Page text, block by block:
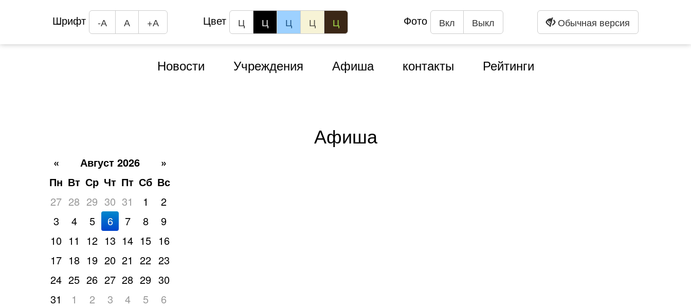
Шрифт -А А +А Цвет Ц Ц Ц Ц Ц Фото Вкл Выкл Обычная версия
Новости Учреждения Афиша контакты Рейтинги
Афиша
« Август 2026
»
Пн Вт Ср Чт Пт Сб Вс
27 28 29 30 31 1
2
3
4 5 6 7 8
9
10 11 12 13 14 15 16
17 18 19 20 21 22 23
24 25 26 27 28 29 30
31
1 2 3 4 5
6